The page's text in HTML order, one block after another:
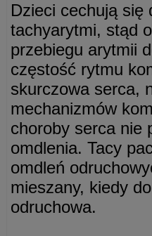
Dzieci cechują się
tachyarytmi, stąd
przebiegu arytmii
częstość rytmu
skurczowa serca,
mechanizmów
choroby serca nie
omdlenia. Tacy
omdleń
mieszany, kiedy
odruchowa.